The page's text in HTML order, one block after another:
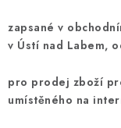
BARVY A POMŮCKY
SKY RIDERS
zapsané v
v Ústí nad Labem,
pro prodej zboží
umístěného na